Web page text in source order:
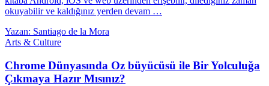
okuyabilir ve kaldığınız yerden devam …
Yazan: Santiago de la Mora
Arts & Culture
Chrome Dünyasında Oz büyücüsü ile Bir Yolculuğa
Çıkmaya Hazır Mısınız?